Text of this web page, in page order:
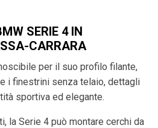
SERIE 4 IN
CARRARA
per il suo profilo filante,
i finestrini senza telaio, dettagli
sportiva ed elegante.
la Serie 4 può montare cerchi da